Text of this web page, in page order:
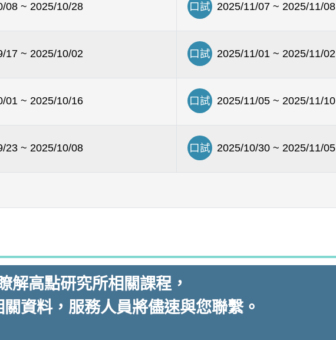
08 ~ 2025/10/28 口試 2025/11/07 ~ 2025/11/08
17 ~ 2025/10/02 口試 2025/11/01 ~ 2025/11/02
01 ~ 2025/10/16 口試 2025/11/05 ~ 2025/11/10
23 ~ 2025/10/08 口試 2025/10/30 ~ 2025/11/05
解高點研究所相關課程，
資料，服務人員將儘速與您聯繫。